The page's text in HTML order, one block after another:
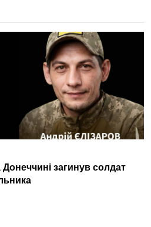
загинув солдат